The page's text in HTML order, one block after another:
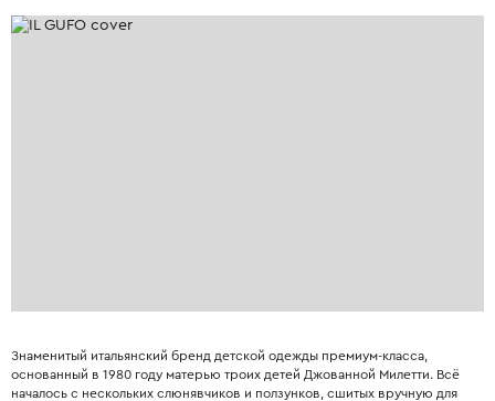
Знаменитый итальянский бренд детской одежды премиум-класса,
основанный в 1980 году матерью троих детей Джованной Милетти. Всё
началось с нескольких слюнявчиков и ползунков, сшитых вручную для